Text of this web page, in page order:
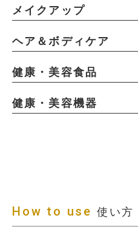
メイクアップ
ヘア＆ボディケア
健康・美容食品
健康・美容機器
How to use 使い方